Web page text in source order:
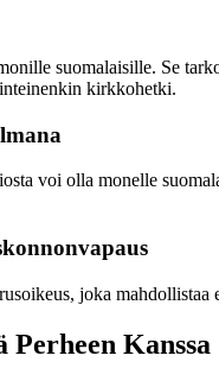
suomalaisille. Se
kirkkohetki.
voi olla monelle
joka
Perheen Kanssa